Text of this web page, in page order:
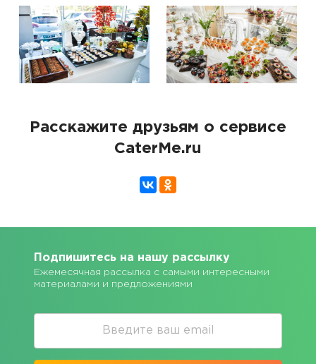
Расскажите друзьям о сервисе
CaterMe.ru
Подпишитесь на нашу рассылку
Ежемесячная рассылка с самыми интересными
материалами и предложениями